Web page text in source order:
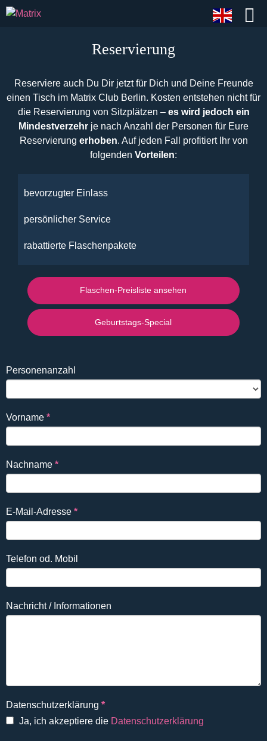
Reservierung
Reserviere auch Du Dir jetzt für Dich und Deine Freunde
einen Tisch im Matrix Club Berlin. Kosten entstehen nicht für
die Reservierung von Sitzplätzen – es wird jedoch ein
Mindestverzehr je nach Anzahl der Personen für Eure
Reservierung erhoben. Auf jeden Fall profitiert Ihr von
folgenden Vorteilen:
bevorzugter Einlass
persönlicher Service
rabattierte Flaschenpakete
Flaschen-Preisliste ansehen
Geburtstags-Special
Reservierung
DE
Falls
Du
ein
Mensch
bist,
Feld
Personenanzahl
Vorname *
Nachname *
E-Mail-Adresse *
Telefon od. Mobil
Nachricht / Informationen
Datenschutzerklärung *
Ja, ich akzeptiere die Datenschutzerklärung